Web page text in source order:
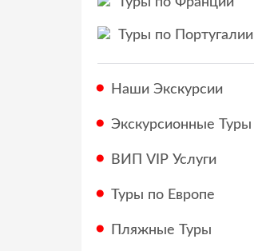
Туры по Португалии
Наши Экскурсии
Экскурсионные Туры
ВИП VIP Услуги
Туры по Европе
Пляжные Туры